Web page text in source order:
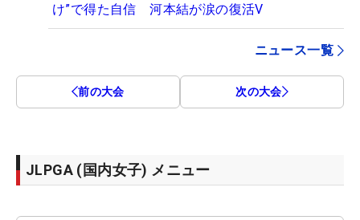
け”で得た自信 河本結が涙の復活V
ニュース一覧
前の大会 次の大会
JLPGA (国内女子) メニュー